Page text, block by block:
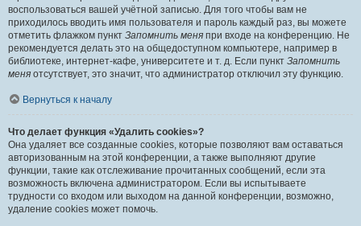
воспользоваться вашей учётной записью. Для того чтобы вам не
приходилось вводить имя пользователя и пароль каждый раз, вы можете
отметить флажком пункт Запомнить меня при входе на конференцию. Не
рекомендуется делать это на общедоступном компьютере, например в
библиотеке, интернет-кафе, университете и т. д. Если пункт Запомнить
меня отсутствует, это значит, что администратор отключил эту функцию.
Вернуться к началу
Что делает функция «Удалить cookies»?
Она удаляет все созданные cookies, которые позволяют вам оставаться
авторизованным на этой конференции, а также выполняют другие
функции, такие как отслеживание прочитанных сообщений, если эта
возможность включена администратором. Если вы испытываете
трудности со входом или выходом на данной конференции, возможно,
удаление cookies может помочь.